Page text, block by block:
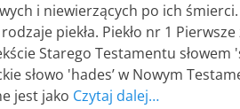
i niewierzących po ich
piekła. Piekło nr 1
Starego Testamentu słowem
słowo 'hades’ w Nowym
jest jako Czytaj dalej…